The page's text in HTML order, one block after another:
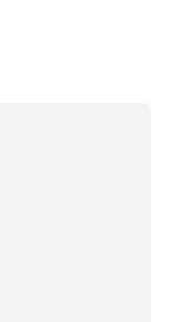
Station.